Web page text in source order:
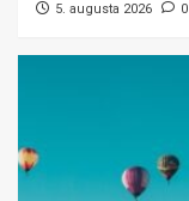
5. augusta 2026
0